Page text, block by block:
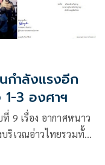
กำลังแรงอีก
3 องศาฯ
9 เรื่อง อากาศหนาว
ริเวณอ่าวไทยรวมทั้ง